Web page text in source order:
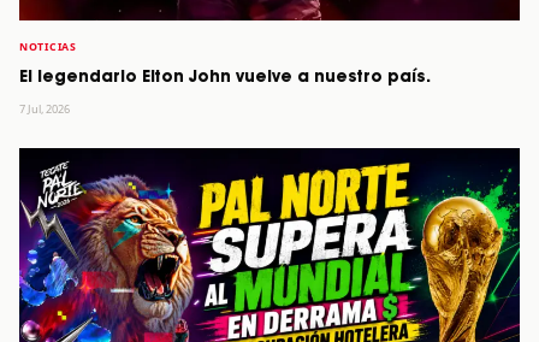
NOTICIAS
El legendario Elton John vuelve a nuestro país.
7 Jul, 2026